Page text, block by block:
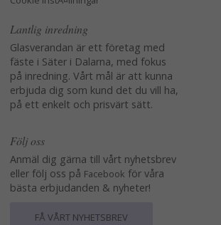
Lantlig inredning
Glasverandan är ett företag med
fäste i Säter i Dalarna, med fokus
på inredning. Vårt mål är att kunna
erbjuda dig som kund det du vill ha,
på ett enkelt och prisvärt sätt.
Följ oss
Anmäl dig gärna till vårt nyhetsbrev
eller följ oss på Facebook för våra
bästa erbjudanden & nyheter!
FÅ VÅRT NYHETSBREV